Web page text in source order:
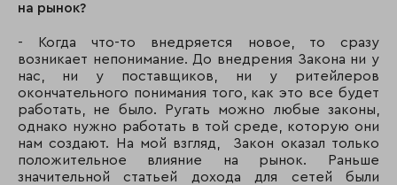
на рынок?
- Когда что-то внедряется новое, то сразу
возникает непонимание. До внедрения Закона ни у
нас, ни у поставщиков, ни у ритейлеров
окончательного понимания того, как это все будет
работать, не было. Ругать можно любые законы,
однако нужно работать в той среде, которую они
нам создают. На мой взгляд, Закон оказал только
положительное влияние на рынок. Раньше
значительной статьей дохода для сетей были